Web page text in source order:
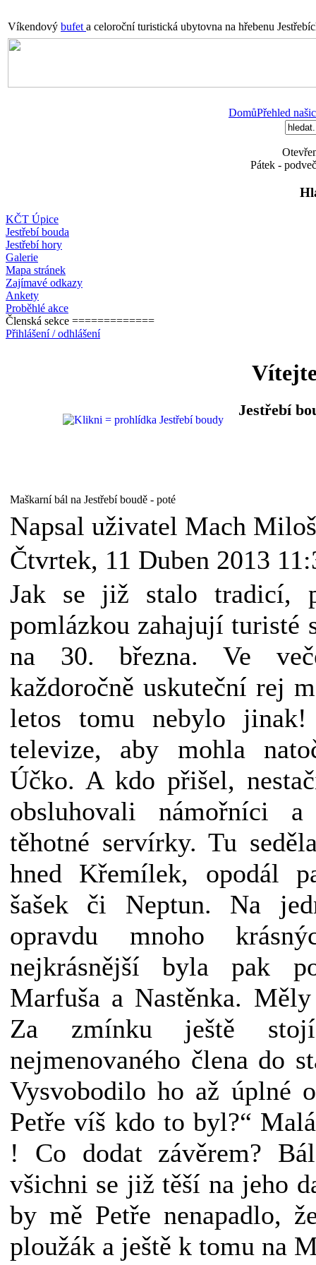
Víkendový bufet a celoroční turistická ubytovna na hřebenu
DomůPřehled
Pátek -
KČT Úpice
Jestřebí bouda
Jestřebí hory
Galerie
Mapa stránek
Zajímavé odkazy
Ankety
Proběhlé akce
Členská sekce =============
Přihlášení / odhlášení
Jestřebí
Maškarní bál na Jestřebí boudě - poté
Napsal uživatel Mach
Čtvrtek, 11 Duben 2013
Jak se již stalo tradicí,
pomlázkou zahajují turisté
na 30. března. Ve
každoročně uskuteční rej
letos tomu nebylo
televize, aby mohla
Účko. A kdo přišel,
obsluhovali námořníci
těhotné servírky. Tu
hned Křemílek, opodál
šašek či Neptun. Na
opravdu mnoho
nejkrásnější byla pak
Marfuša a Nastěnka.
Za zmínku ještě
nejmenovaného člena do
Vysvobodilo ho až úplné
Petře víš kdo to byl?“
! Co dodat závěrem?
všichni se již těší na jeho
by mě Petře nenapadlo,
ploužák a ještě k tomu na